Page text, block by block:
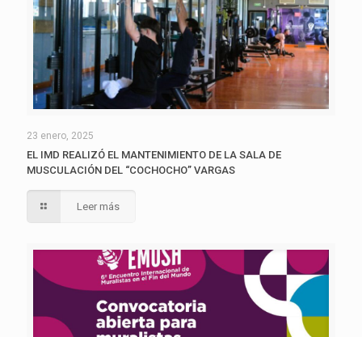
23 enero, 2025
EL IMD REALIZÓ EL MANTENIMIENTO DE LA SALA DE
MUSCULACIÓN DEL “COCHOCHO” VARGAS
Leer más